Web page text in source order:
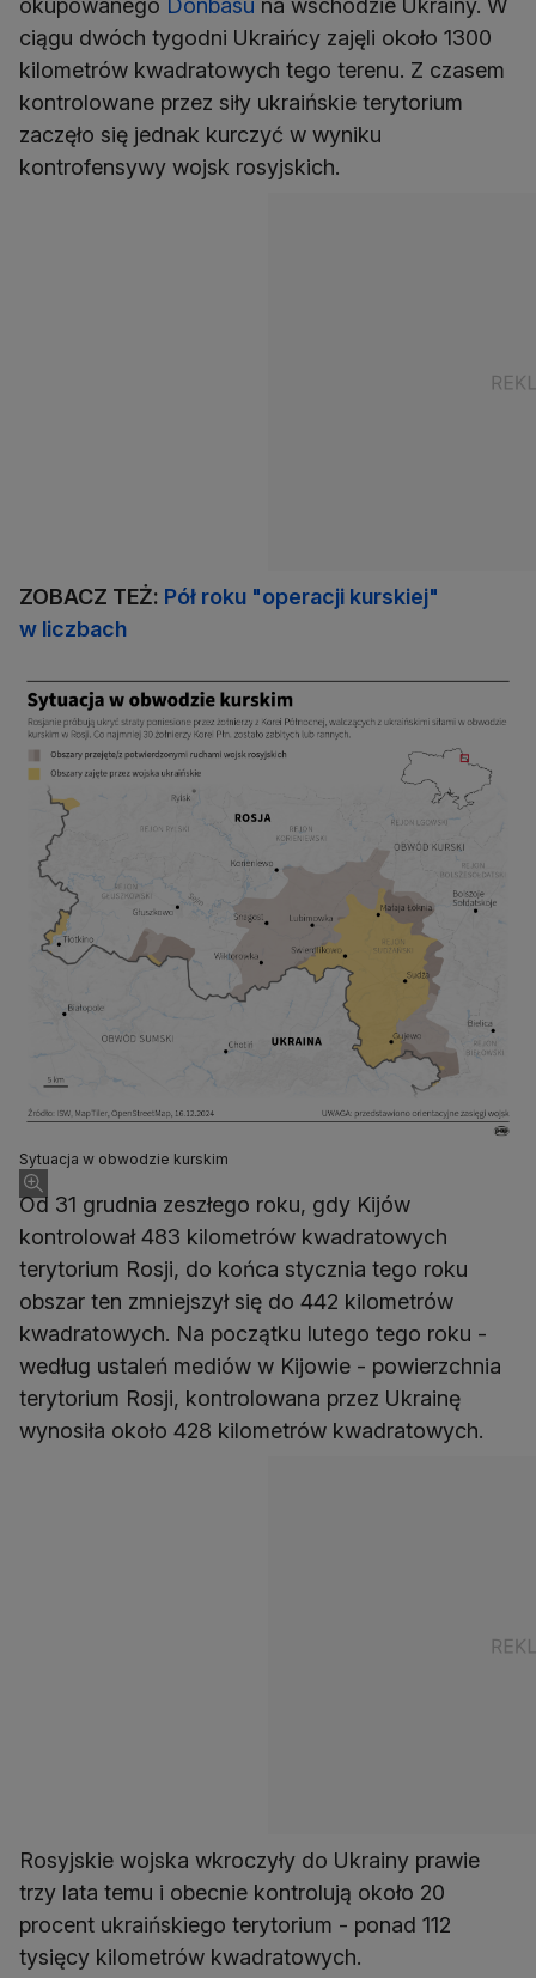
okupowanego Donbasu na wschodzie Ukrainy. W
ciągu dwóch tygodni Ukraińcy zajęli około 1300
kilometrów kwadratowych tego terenu. Z czasem
kontrolowane przez siły ukraińskie terytorium
zaczęło się jednak kurczyć w wyniku
kontrofensywy wojsk rosyjskich.
ZOBACZ TEŻ: Pół roku "operacji kurskiej"
w liczbach
Sytuacja w obwodzie kurskim
Od 31 grudnia zeszłego roku, gdy Kijów
kontrolował 483 kilometrów kwadratowych
terytorium Rosji, do końca stycznia tego roku
obszar ten zmniejszył się do 442 kilometrów
kwadratowych. Na początku lutego tego roku -
według ustaleń mediów w Kijowie - powierzchnia
terytorium Rosji, kontrolowana przez Ukrainę
wynosiła około 428 kilometrów kwadratowych.
Rosyjskie wojska wkroczyły do Ukrainy prawie
trzy lata temu i obecnie kontrolują około 20
procent ukraińskiego terytorium - ponad 112
tysięcy kilometrów kwadratowych.